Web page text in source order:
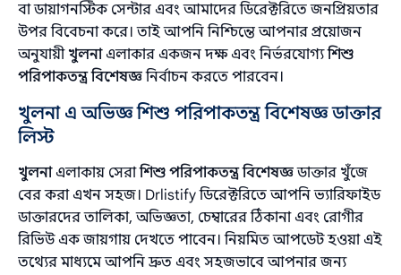
বা ডায়াগনস্টিক সেন্টার এবং আমাদের ডিরেক্টরিতে জনপ্রিয়তার
‍উপর বিবেচনা করে। তাই আপনি নিশ্চিন্তে আপনার প্রয়োজন
অনুযায়ীখুলনাএলাকার একজন দক্ষ এবং নির্ভরযোগ্যশিশু
পরিপাকতন্ত্র বিশেষজ্ঞনির্বাচন করতে পারবেন।
খুলনা এ অভিজ্ঞ শিশু পরিপাকতন্ত্র বিশেষজ্ঞ ডাক্তার
লিস্ট
খুলনাএলাকায় সেরাশিশু পরিপাকতন্ত্র বিশেষজ্ঞডাক্তার খুঁজে
বের করা এখন সহজ। Drlistify ডিরেক্টরিতে আপনি ভ্যারিফাইড
ডাক্তারদের তালিকা, অভিজ্ঞতা, চেম্বারের ঠিকানা এবং রোগীর
রিভিউ এক জায়গায় দেখতে পাবেন। নিয়মিত আপডেট হওয়া এই
তথ্যের মাধ্যমে আপনি দ্রুত এবং সহজভাবে আপনার জন্য